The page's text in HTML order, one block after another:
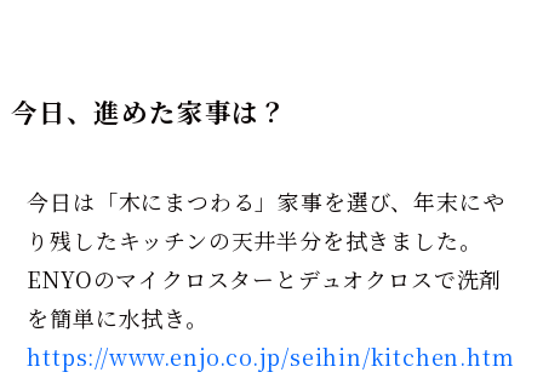
今日、進めた家事は？
今日は「木にまつわる」家事を選び、年末にや
り残したキッチンの天井半分を拭きました。
ENYOのマイクロスターとデュオクロスで洗剤
を簡単に水拭き。
https://www.enjo.co.jp/seihin/kitchen.htm